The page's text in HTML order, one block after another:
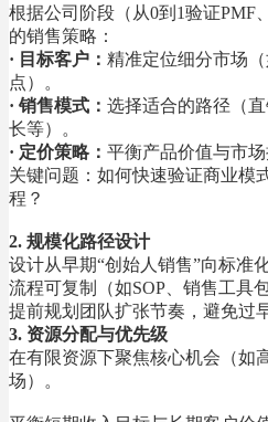
根据公司阶段（从0到 1验证PMF
的销售策略：
· 目标客户 ： 精准定位细分市场
点）。
· 销售模式 ： 选择适合的路径（直
长等）。
· 定价策略： 平衡产品价值与市场
关键问题 ：如何快速验证商业模
程？
2. 规模化路径设计
设计从早期“创始人销售”向标准
流程可复制（如SOP、销售工具包
提前规划团队扩张节奏，避免过
3. 资源分配与优先级
在有限资源下聚焦核心机会（如
场）。